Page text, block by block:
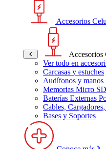
Accesorios
Accesorios
Ver todo en
Carcasas y estuches
Audífonos y manos
Memorias Micro SD
Baterías Externas
Cables,
Bases y Soportes